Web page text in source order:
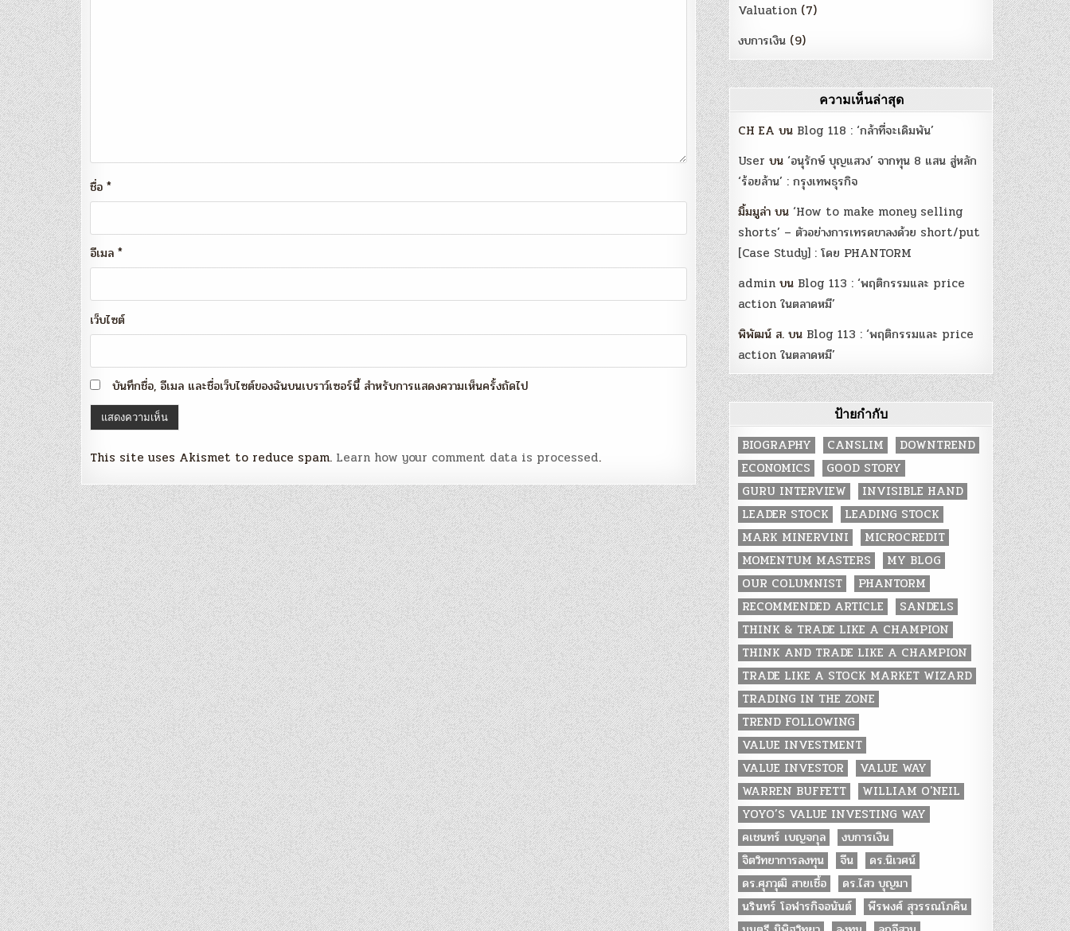
ชื่อ *
อีเมล *
เว็บไซต์
บันทึกชื่อ, อีเมล และชื่อเว็บไซต์ของฉันบนเบราว์เซอร์นี้ สำหรับการแสดงความเห็นครั้งถัดไป
This site uses Akismet to reduce spam. Learn how your comment data is processed.
Valuation (7)
งบการเงิน (9)
ความเห็นล่าสุด
CH EA บน Blog 118 : ‘กล้าที่จะเดิมพัน’
User บน‘อนุรักษ์ บุญแสวง’ จากทุน 8 แสน สู่หลัก
‘ร้อยล้าน’ : กรุงเทพธุรกิจ
มิ้มมูล่า บน‘How to make money selling
shorts’ – ตัวอย่างการเทรดขาลงด้วย short/put
[Case Study] : โดย PHANTORM
admin บน Blog 113 : ‘พฤติกรรมและ price
action ในตลาดหมี’
พิพัฒน์ ส. บน Blog 113 : ‘พฤติกรรมและ price
action ในตลาดหมี’
ป้ายกำกับ
BIOGRAPHY CANSLIM
DOWNTREND
ECONOMICS
GOOD STORY
GURU INTERVIEW
INVISIBLE HAND
LEADER STOCK
LEADING STOCK
MARK MINERVINI
MICROCREDIT
MOMENTUM MASTERS
MY BLOG
OUR COLUMNIST
PHANTORM
RECOMMENDED ARTICLE
SANDELS
THINK & TRADE LIKE A CHAMPION
THINK AND TRADE LIKE A CHAMPION
TRADE LIKE A STOCK MARKET WIZARD
TRADING IN THE ZONE
TREND FOLLOWING
VALUE INVESTMENT
VALUE INVESTOR
VALUE WAY
WARREN BUFFETT
WILLIAM O'NEIL
YOYO’S VALUE INVESTING WAY
คเชนทร์ เบญจกุล
งบการเงิน
จิตวิทยาการลงทุน
จีน
ดร.นิเวศน์
ดร.ศุภวุฒิ สายเชื้อ
ดร.ไสว บุญมา
นรินทร์ โอฬารกิจอนันต์
พีรพงศ์ สุวรรณโภคิน